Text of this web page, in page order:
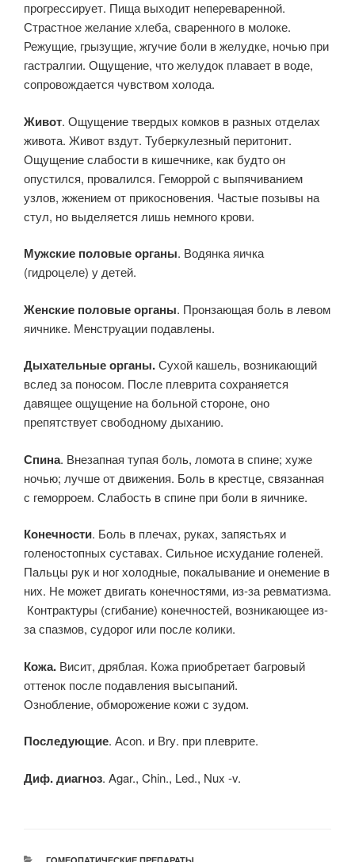
прогрессирует. Пища выходит непереваренной.
Страстное желание хлеба, сваренного в молоке.
Режущие, грызущие, жгучие боли в желудке, ночью при
гастралгии. Ощущение, что желудок плавает в воде,
сопровождается чувством холода.
Живот. Ощущение твердых комков в разных отделах
живота. Живот вздут. Туберкулезный перитонит.
Ощущение слабости в кишечнике, как будто он
опустился, провалился. Геморрой с выпячиванием
узлов, жжением от прикосновения. Частые позывы на
стул, но выделяется лишь немного крови.
Мужские половые органы. Водянка яичка
(гидроцеле) у детей.
Женские половые органы. Пронзающая боль в левом
яичнике. Менструации подавлены.
Дыхательные органы.Сухой кашель, возникающий
вслед за поносом. После плеврита сохраняется
давящее ощущение на больной стороне, оно
препятствует свободному дыханию.
Спина. Внезапная тупая боль, ломота в спине; хуже
ночью; лучше от движения. Боль в крестце, связанная
с геморроем. Слабость в спине при боли в яичнике.
Конечности. Боль в плечах, руках, запястьях и
голеностопных суставах. Сильное исхудание голеней.
Пальцы рук и ног холодные, покалывание и онемение в
них. Не может двигать конечностями, из-за ревматизма.
Контрактуры (сгибание) конечностей, возникающее из-
за спазмов, судорог или после колики.
Кожа. Висит, дряблая. Кожа приобретает багровый
оттенок после подавления высыпаний.
Ознобление, обморожение кожи с зудом.
Последующие. Асоn. и Вrу. при плеврите.
Диф. диагноз. Agar., Chin., Led., Nux -v.
РУБРИКИ